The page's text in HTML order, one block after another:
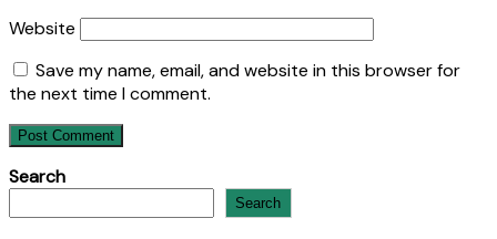
Website
Save my name, email, and website in this browser for
the next time I comment.
Search
Search